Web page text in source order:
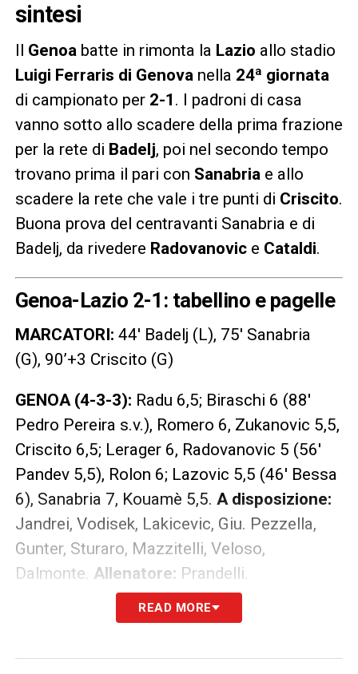
sintesi
Genoabatte in rimonta la Lazio allo stadio
Luigi Ferraris di Genovanella 24ª giornata
di campionato per 2-1 . I padroni di casa
vanno sotto allo scadere della prima frazione
per la rete di Badelj, poi nel secondo tempo
trovano prima il pari con Sanabriae allo
scadere la rete che vale i tre punti di Criscito.
Buona prova del centravanti Sanabria e di
Badelj, da rivedere Radovanovice Cataldi.
Genoa-Lazio 2-1: tabellino e pagelle
MARCATORI: 44′ Badelj (L), 75′ Sanabria
(G), 90’+3 Criscito (G)
GENOA (4-3-3): Radu 6,5; Biraschi 6 (88′
Pedro Pereira s.v.), Romero 6, Zukanovic 5,5,
Criscito 6,5; Lerager 6, Radovanovic 5 (56′
Pandev 5,5), Rolon 6; Lazovic 5,5 (46′ Bessa
6), Sanabria 7, Kouamè 5,5. A disposizione:
Jandrei, Vodisek, Lakicevic, Giu. Pezzella,
Gunter, Sturaro, Mazzitelli, Veloso,
Dalmonte. Allenatore: Prandelli.
LAZIO (3-5-1-1):Strakosha 6,5; Patric 6,
Romulo 6 (64′ Lucas Leiva 5,5), Badelj 7,
READ MORE